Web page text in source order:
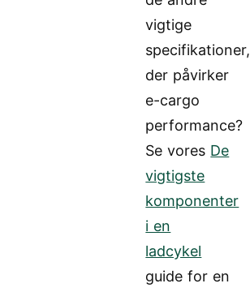
vigtige
specifikationer,
der påvirker
e-cargo
performance?
Se vores De
vigtigste
komponenter
i en
ladcykel
guide for en